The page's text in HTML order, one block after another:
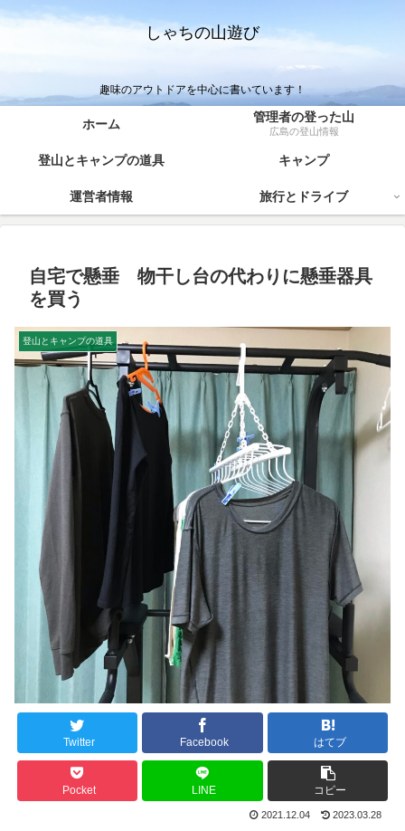
しゃちの山遊び
趣味のアウトドアを中心に書いています！
ホーム 管理者の登った山
広島の登山情報
登山とキャンプの道具 キャンプ
運営者情報 旅行とドライブ
自宅で懸垂 物干し台の代わりに懸垂器具
を買う
登山とキャンプの道具
Twitter Facebook はてブ
Pocket LINE コピー
2021.12.04 2023.03.28